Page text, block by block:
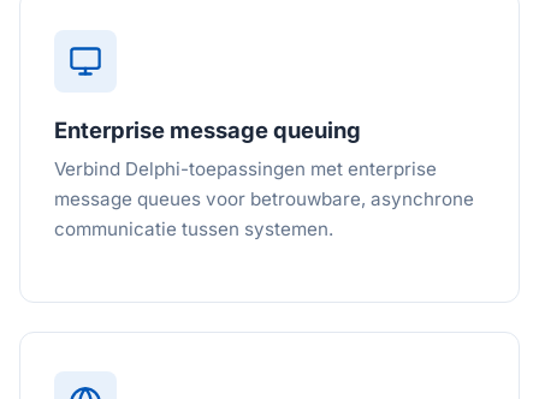
Enterprise message queuing
Verbind Delphi-toepassingen met enterprise
message queues voor betrouwbare, asynchrone
communicatie tussen systemen.